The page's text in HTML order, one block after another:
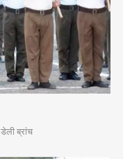
डेली ब्रांच